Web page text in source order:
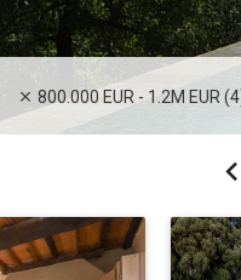
800.000 EUR - 1.2M EUR
chevron_left